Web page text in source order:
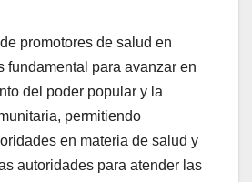
promotores de salud en
fundamental para avanzar en
del poder popular y la
permitiendo
en materia de salud y
autoridades para atender las